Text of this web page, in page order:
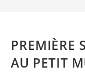
PREMIÈRE
AU PETIT